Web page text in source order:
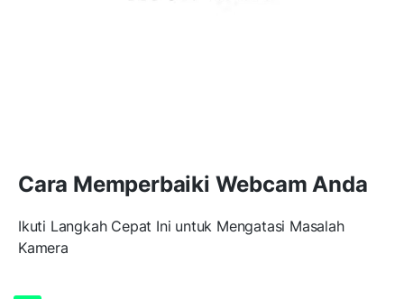
Cara Memperbaiki Webcam Anda
Ikuti Langkah Cepat Ini untuk Mengatasi Masalah
Kamera